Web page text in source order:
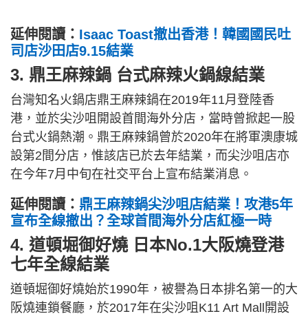
延伸閱讀： Isaac Toast撤出香港！韓國國民吐
司店沙田店9.15結業
3. 鼎王麻辣鍋 台式麻辣火鍋線結業
台灣知名火鍋店鼎王麻辣鍋在2019年11月登陸香
港，並於尖沙咀開設首間海外分店，當時曾掀起一股
台式火鍋熱潮。鼎王麻辣鍋曾於2020年在將軍澳康城
設第2間分店，惟該店已於去年結業，而尖沙咀店亦
在今年7月中旬在社交平台上宣布結業消息。
延伸閱讀： 鼎王麻辣鍋尖沙咀店結業！攻港5年
宣布全線撤出？全球首間海外分店紅極一時
4. 道頓堀御好燒 日本No.1大阪燒登港
七年全線結業
道頓堀御好燒始於1990年，被譽為日本排名第一的大
阪燒連鎖餐廳，於2017年在尖沙咀K11 Art Mall開設